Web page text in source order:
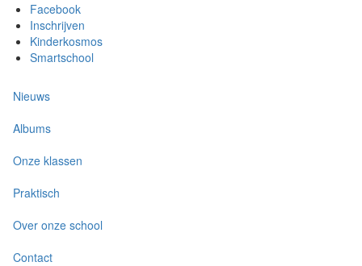
Meta
menu
Facebook
Inschrijven
Kinderkosmos
Smartschool
Nieuws
Albums
Onze klassen
Praktisch
Over onze school
Contact